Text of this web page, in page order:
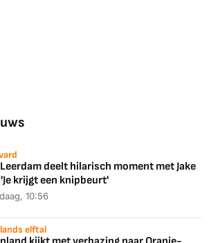
deelt hilarisch moment met Jake
krijgt een knipbeurt'
10:56
elftal